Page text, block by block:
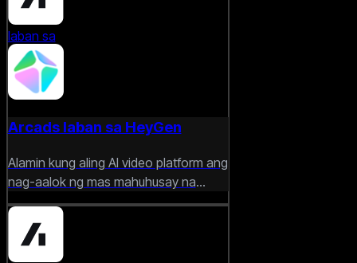
laban sa
Arcads laban sa HeyGen
Alamin kung aling AI video platform ang
nag-aalok ng mas mahuhusay na
avatar, branding, at paglikha ng ad na
pang-creator.